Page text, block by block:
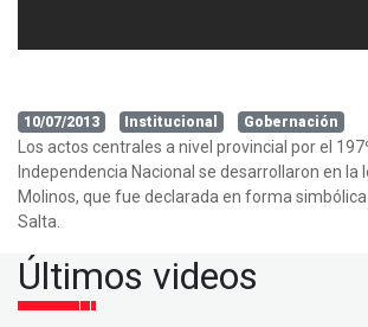
10/07/2013 Institucional Gobernación
Los actos centrales a nivel provincial por el
Independencia Nacional se desarrollaron en la
Molinos, que fue declarada en forma
Salta.
Últimos videos